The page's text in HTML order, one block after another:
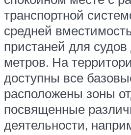
транспортной
средней
пристаней для
метров. На
доступны все
расположены зоны
посвященные
деятельности,